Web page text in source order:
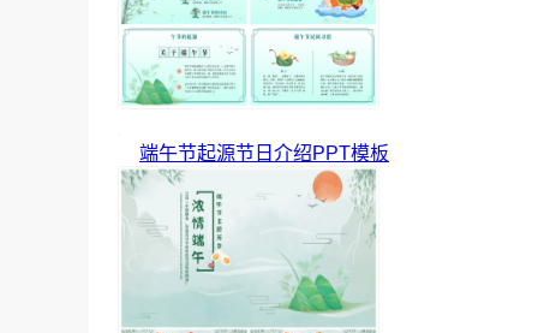
端午节起源节日介绍PPT模板